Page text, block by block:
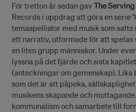
För tretton år sedan gav The
Records i uppdrag att göra en serie
temaspellistor med musik som satts
ett narrativ, utformade för att
en liten grupp människor. Under
lyssna på det fjärde och sista
(anteckningar om gemenskap).
som det är att påpeka,
musikens skapande och
kommunalism och samarbete till